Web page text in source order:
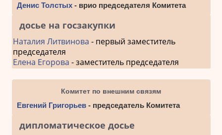
Денис Толстых- врио председателя Комитета
досье на госзакупки
Наталия Литвинова - первый заместитель
председателя
Елена Егорова - заместитель председателя
Комитет по внешним связям
Евгений Григорьев- председатель Комитета
дипломатическое досье